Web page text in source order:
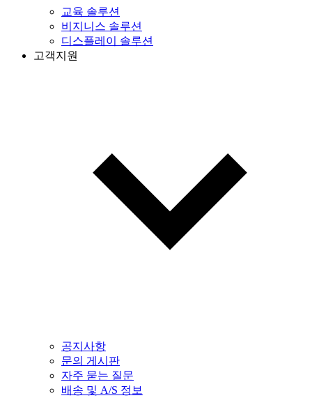
교육 솔루션
비지니스 솔루션
디스플레이 솔루션
고객지원
공지사항
문의 게시판
자주 묻는 질문
배송 및 A/S 정보